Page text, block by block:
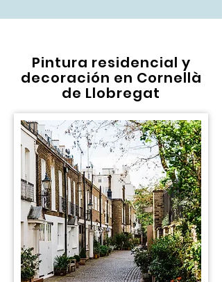
Pintura residencial y
decoración en Cornellà
de Llobregat